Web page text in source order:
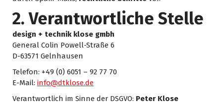
2. Verantwortliche Stelle
design + technik klose gmbh
General Colin Powell-Straße 6
D-63571 Gelnhausen
Telefon: +49 (0) 6051 – 92 77 70
E-Mail: info@dtklose.de
Verantwortlich im Sinne der DSGVO: Peter Klose